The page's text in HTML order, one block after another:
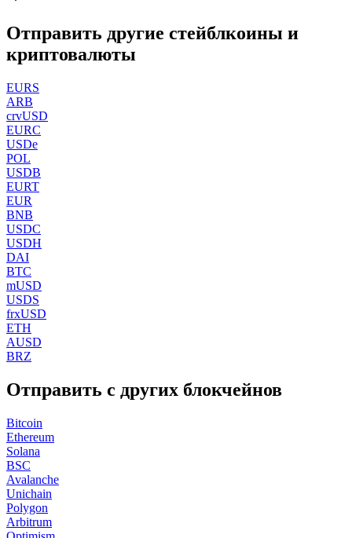
Отправить другие стейблкоины и
криптовалюты
EURS
ARB
crvUSD
EURC
USDe
POL
USDB
EURT
EUR
BNB
USDC
USDH
DAI
BTC
mUSD
USDS
frxUSD
ETH
AUSD
BRZ
Отправить с других блокчейнов
Bitcoin
Ethereum
Solana
BSC
Avalanche
Unichain
Polygon
Arbitrum